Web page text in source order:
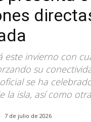
este invierno con
su
se ha
la isla, así como
7 de julio de 2026